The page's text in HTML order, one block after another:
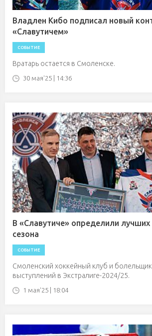
Владлен Кибо подписал новый
«Славутичем»
СОБЫТИЕ
Вратарь остается в Смоленске.
30 мая'25 | 14:36
В «Славутиче» определили лучших
сезона
СОБЫТИЕ
Смоленский хоккейный клуб и
выступлений в Экстралиге-2024/25.
1 мая'25 | 18:04